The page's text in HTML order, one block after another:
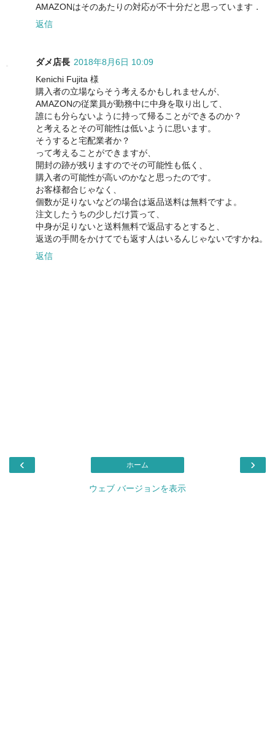
AMAZONはそのあたりの対応が不十分だと思っています．
返信
ダメ店長 2018年8月6日 10:09
Kenichi Fujita 様
購入者の立場ならそう考えるかもしれませんが、
AMAZONの従業員が勤務中に中身を取り出して、
誰にも分らないように持って帰ることができるのか？
と考えるとその可能性は低いように思います。
そうすると宅配業者か？
って考えることができますが、
開封の跡が残りますのでその可能性も低く、
購入者の可能性が高いのかなと思ったのです。
お客様都合じゃなく、
個数が足りないなどの場合は返品送料は無料ですよ。
注文したうちの少しだけ貰って、
中身が足りないと送料無料で返品するとすると、
返送の手間をかけてでも返す人はいるんじゃないですかね。
返信
‹ ›
ホーム
ウェブ バージョンを表示